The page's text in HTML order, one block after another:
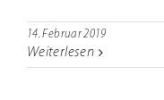
14. Februar 2019
Weiterlesen